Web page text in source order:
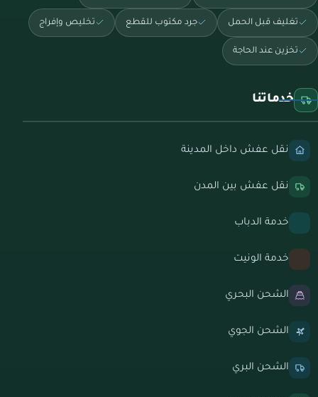
تغليف قبل الحمل جرد مكتوب للقطع تخليص وإفراج
تخزين عند الحاجة
خدماتنا
نقل عفش داخل المدينة
نقل عفش بين المدن
خدمة الدباب
خدمة الونيت
الشحن البحري
الشحن الجوي
الشحن البري